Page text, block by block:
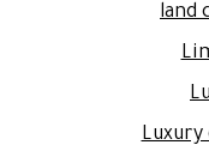
land
Luxury